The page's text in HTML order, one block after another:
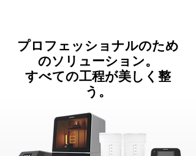
プロフェッショナルのため
のソリューション。
​すべての工程が美しく整
う。